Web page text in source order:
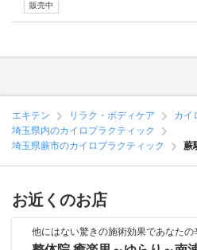
販売中
エキテン リラク・ボディケア
カイ
埼玉県内のカイロプラクティック
埼玉県蕨市のカイロプラクティック
蕨
お近くのお店
他にはない驚きの施術効果であなたの